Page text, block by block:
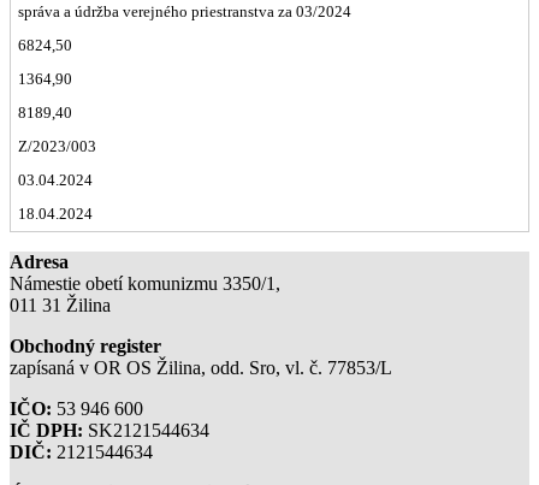
správa a údržba verejného priestranstva za 03/2024
6824,50
1364,90
8189,40
Z/2023/003
03.04.2024
18.04.2024
Adresa
Námestie obetí komunizmu 3350/1,
011 31 Žilina
Obchodný register
zapísaná v OR OS Žilina, odd. Sro, vl. č. 77853/L
IČO: 53 946 600
IČ DPH: SK2121544634
DIČ: 2121544634